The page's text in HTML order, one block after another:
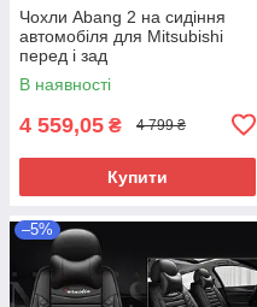
Чохли Abang 2 на сидіння
автомобіля для Mitsubishi
перед і зад
В наявності
4 559,05 ₴ 4 799 ₴
Купити
–5%